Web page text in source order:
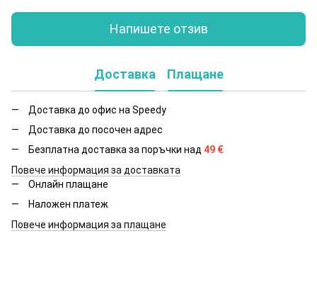
Напишете отзив
Доставка Плащане
Доставка до офис на Speedy
Доставка до посочен адрес
Безплатна доставка за поръчки над 49 €
Повече информация за доставката
Онлайн плащане
Наложен платеж
Повече информация за плащане